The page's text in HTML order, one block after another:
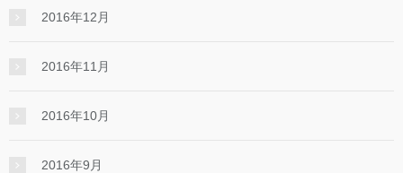
2016年12月
2016年11月
2016年10月
2016年9月